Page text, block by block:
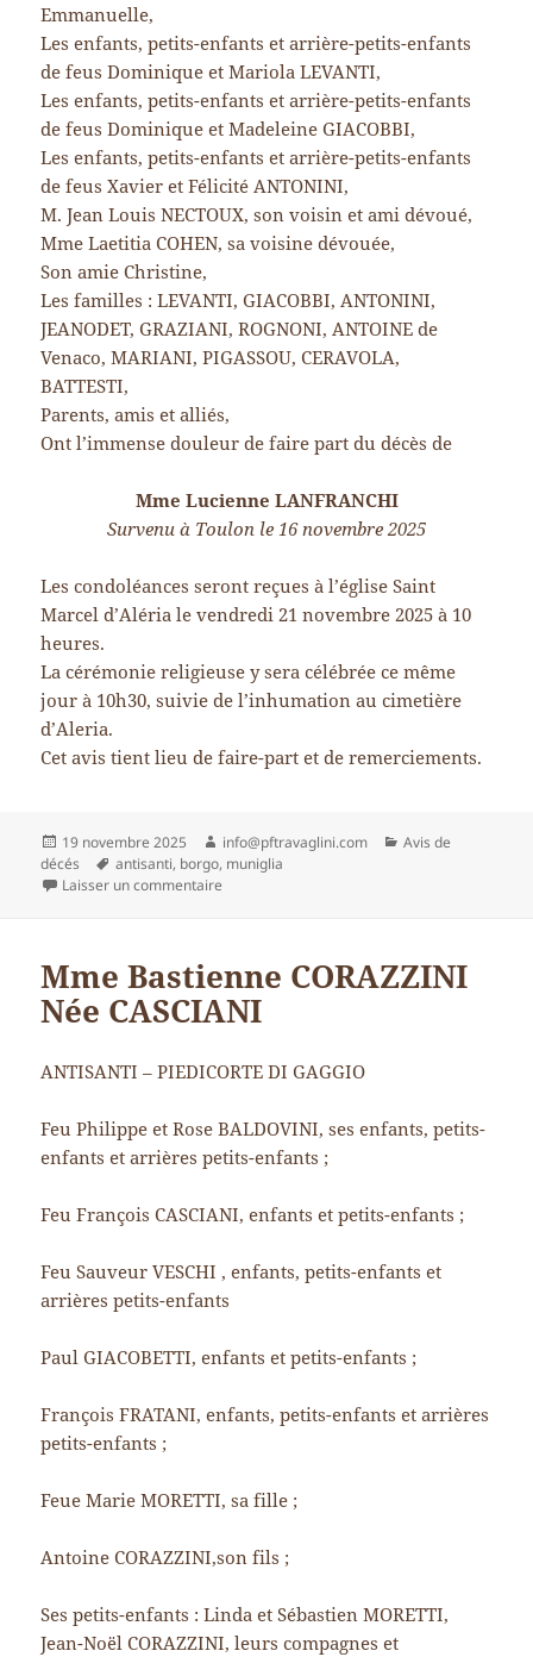
Emmanuelle,
Les enfants, petits-enfants et arrière-petits-enfants
de feus Dominique et Mariola LEVANTI,
Les enfants, petits-enfants et arrière-petits-enfants
de feus Dominique et Madeleine GIACOBBI,
Les enfants, petits-enfants et arrière-petits-enfants
de feus Xavier et Félicité ANTONINI,
M. Jean Louis NECTOUX, son voisin et ami dévoué,
Mme Laetitia COHEN, sa voisine dévouée,
Son amie Christine,
Les familles : LEVANTI, GIACOBBI, ANTONINI,
JEANODET, GRAZIANI, ROGNONI, ANTOINE de
Venaco, MARIANI, PIGASSOU, CERAVOLA,
BATTESTI,
Parents, amis et alliés,
Ont l’immense douleur de faire part du décès de
Mme Lucienne LANFRANCHI
Survenu à Toulon le 16 novembre 2025
Les condoléances seront reçues à l’église Saint
Marcel d’Aléria le vendredi 21 novembre 2025 à 10
heures.
La cérémonie religieuse y sera célébrée ce même
jour à 10h30, suivie de l’inhumation au cimetière
d’Aleria.
Cet avis tient lieu de faire-part et de remerciements.
Publié
le
19 novembre 2025 Auteur
info@pftravaglini.com Catégories
Avis de
décés
Mots-
clés
antisanti, borgo, muniglia
Laisser un commentaire
Mme Bastienne CORAZZINI
Née CASCIANI
ANTISANTI – PIEDICORTE DI GAGGIO
Feu Philippe et Rose BALDOVINI, ses enfants, petits-
enfants et arrières petits-enfants ;
Feu François CASCIANI, enfants et petits-enfants ;
Feu Sauveur VESCHI , enfants, petits-enfants et
arrières petits-enfants
Paul GIACOBETTI, enfants et petits-enfants ;
François FRATANI, enfants, petits-enfants et arrières
petits-enfants ;
Feue Marie MORETTI, sa fille ;
Antoine CORAZZINI,son fils ;
Ses petits-enfants : Linda et Sébastien MORETTI,
Jean-Noël CORAZZINI, leurs compagnes et